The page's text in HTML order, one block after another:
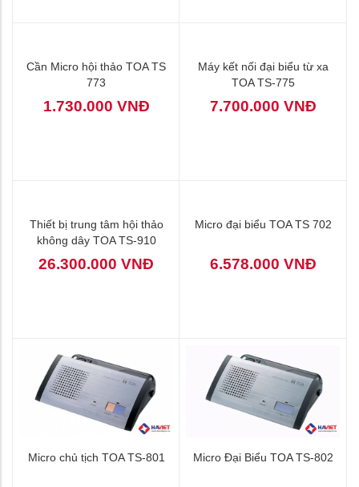
Cần Micro hội thảo TOA TS
773
1.730.000 VNĐ
Máy kết nối đại biểu từ xa
TOA TS-775
7.700.000 VNĐ
Thiết bị trung tâm hội thảo
không dây TOA TS-910
26.300.000 VNĐ
Micro đại biểu TOA TS 702
6.578.000 VNĐ
Micro chủ tịch TOA TS-801 Micro Đại Biểu TOA TS-802